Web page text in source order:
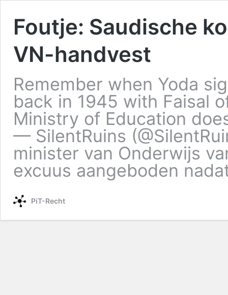
Foutje: Saudische
VN-handvest
Remember when Yoda
back in 1945 with Faisal
Ministry of Education
— SilentRuins
minister van Onderwijs
excuus aangeboden
PiT-Recht